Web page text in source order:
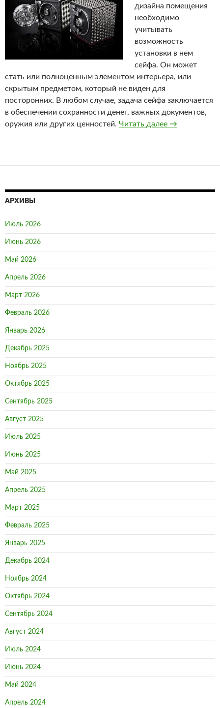
дизайна помещения
необходимо
учитывать
возможность
установки в нем
сейфа. Он может
стать или полноценным элементом интерьера, или
скрытым предметом, который не виден для
посторонних. В любом случае, задача сейфа заключается
в обеспечении сохранности денег, важных документов,
оружия или других ценностей. Читать далее →
АРХИВЫ
Июль 2026
Июнь 2026
Май 2026
Апрель 2026
Март 2026
Февраль 2026
Январь 2026
Декабрь 2025
Ноябрь 2025
Октябрь 2025
Сентябрь 2025
Август 2025
Июль 2025
Июнь 2025
Май 2025
Апрель 2025
Март 2025
Февраль 2025
Январь 2025
Декабрь 2024
Ноябрь 2024
Октябрь 2024
Сентябрь 2024
Август 2024
Июль 2024
Июнь 2024
Май 2024
Апрель 2024